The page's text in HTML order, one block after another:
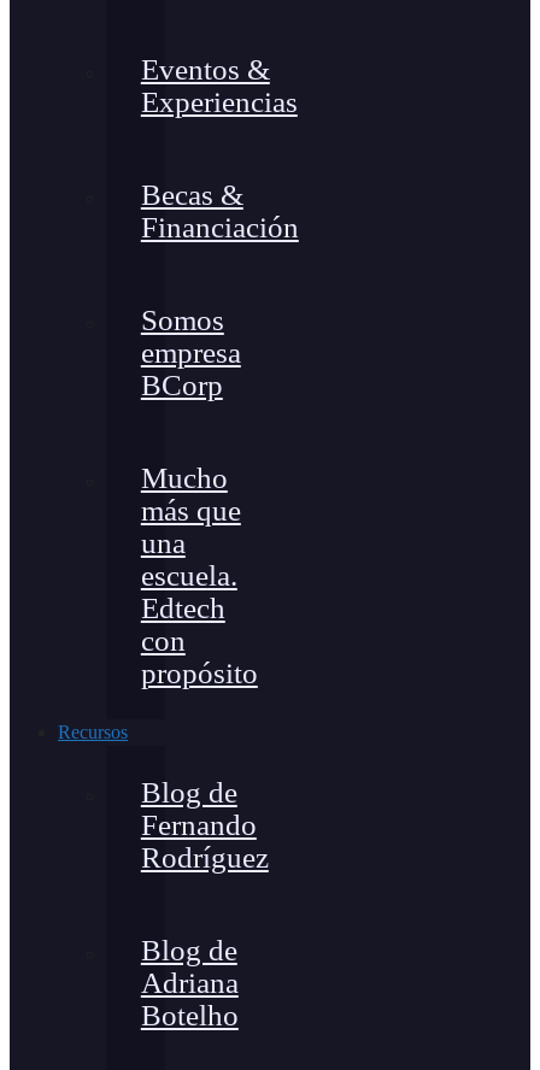
Eventos &
Experiencias
Becas &
Financiación
Somos
empresa
BCorp
Mucho
más que
una
escuela.
Edtech
con
propósito
Recursos
Blog de
Fernando
Rodríguez
Blog de
Adriana
Botelho